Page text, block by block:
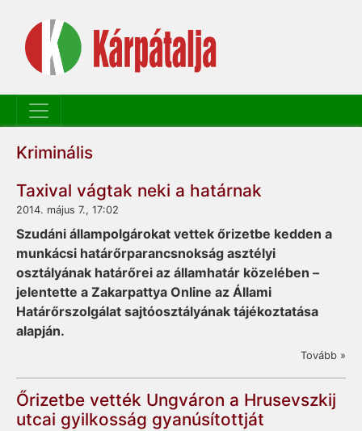
Kriminális
Taxival vágtak neki a határnak
2014. május 7., 17:02
Szudáni állampolgárokat vettek őrizetbe kedden a
munkácsi határőrparancsnokság asztélyi
osztályának határőrei az államhatár közelében –
jelentette a Zakarpattya Online az Állami
Határőrszolgálat sajtóosztályának tájékoztatása
alapján.
Tovább »
Őrizetbe vették Ungváron a Hrusevszkij
utcai gyilkosság gyanúsítottját